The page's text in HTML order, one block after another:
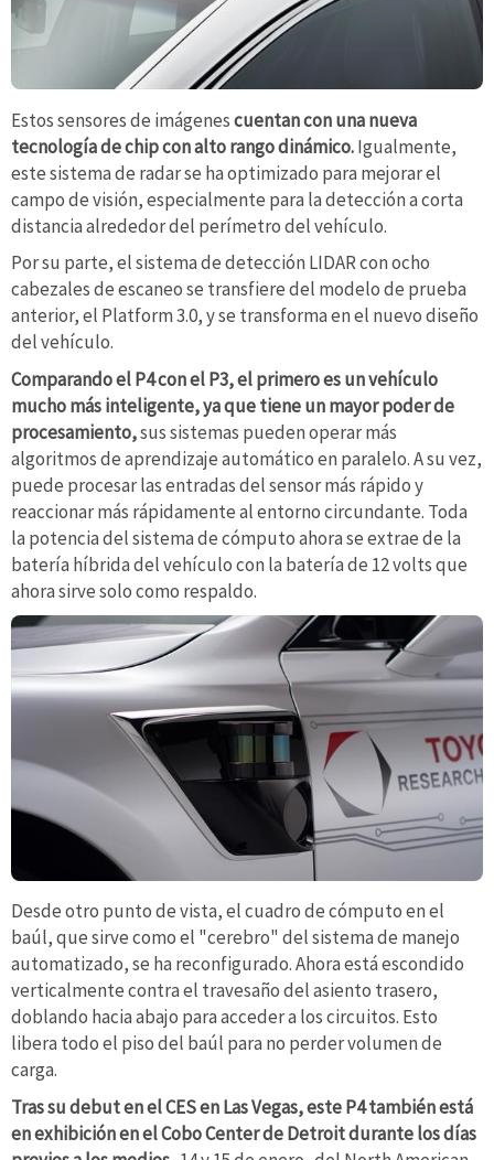
Estos sensores de imágenescuentan con una nueva
tecnología de chip con alto rango dinámico.Igualmente,
este sistema de radar se ha optimizado para mejorar el
campo de visión, especialmente para la detección a corta
distancia alrededor del perímetro del vehículo.
Por su parte, el sistema de detección LIDAR con ocho
cabezales de escaneo se transfiere del modelo de prueba
anterior, el Platform 3.0, y se transforma en el nuevo diseño
del vehículo.
Comparando el P4 con el P3, el primero es un vehículo
mucho más inteligente, ya que tiene un mayor poder de
procesamiento,sus sistemas pueden operar más
algoritmos de aprendizaje automático en paralelo. A su vez,
puede procesar las entradas del sensor más rápido y
reaccionar más rápidamente al entorno circundante. Toda
la potencia del sistema de cómputo ahora se extrae de la
batería híbrida del vehículo con la batería de 12 volts que
ahora sirve solo como respaldo.
Desde otro punto de vista, el cuadro de cómputo en el
baúl, que sirve como el "cerebro" del sistema de manejo
automatizado, se ha reconfigurado. Ahora está escondido
verticalmente contra el travesaño del asiento trasero,
doblando hacia abajo para acceder a los circuitos. Esto
libera todo el piso del baúl para no perder volumen de
carga.
Tras su debut en el CES en Las Vegas, este P4 también está
en exhibición en el Cobo Center de Detroit durante los días